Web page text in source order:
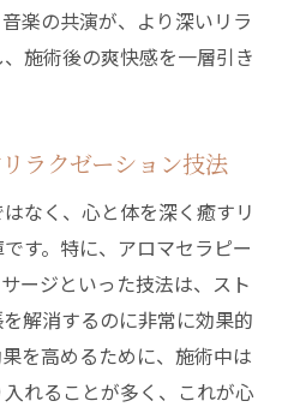
楽の共演が、より深いリラ
施術後の爽快感を一層引き
ラクゼーション技法
なく、心と体を深く癒すリ
す。特に、アロマセラピー
ージといった技法は、スト
解消するのに非常に効果的
を高めるために、施術中は
れることが多く、これが心